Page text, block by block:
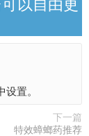
以自由更
置。
下一篇
特效蟑螂药推荐